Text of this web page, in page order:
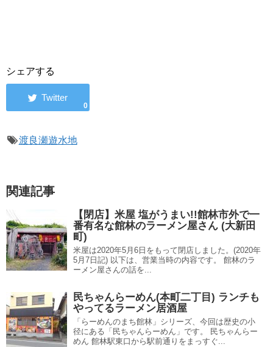
シェアする
0
渡良瀬遊水地
関連記事
【閉店】米屋 塩がうまい!!館林市外で一
番有名な館林のラーメン屋さん (大新田
町)
米屋は2020年5月6日をもって閉店しました。(2020年
5月7日記) 以下は、営業当時の内容です。 館林のラ
ーメン屋さんの話を...
民ちゃんらーめん(本町二丁目) ランチも
やってるラーメン居酒屋
「らーめんのまち館林」シリーズ、今回は歴史の小
径にある「民ちゃんらーめん」です。 民ちゃんらー
めん 館林駅東口から駅前通りをまっすぐ...